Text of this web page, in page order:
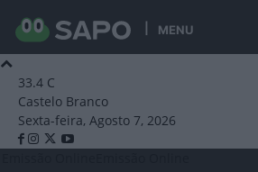
MENU
33.4 C
Castelo Branco
Sexta-feira, Agosto 7, 2026